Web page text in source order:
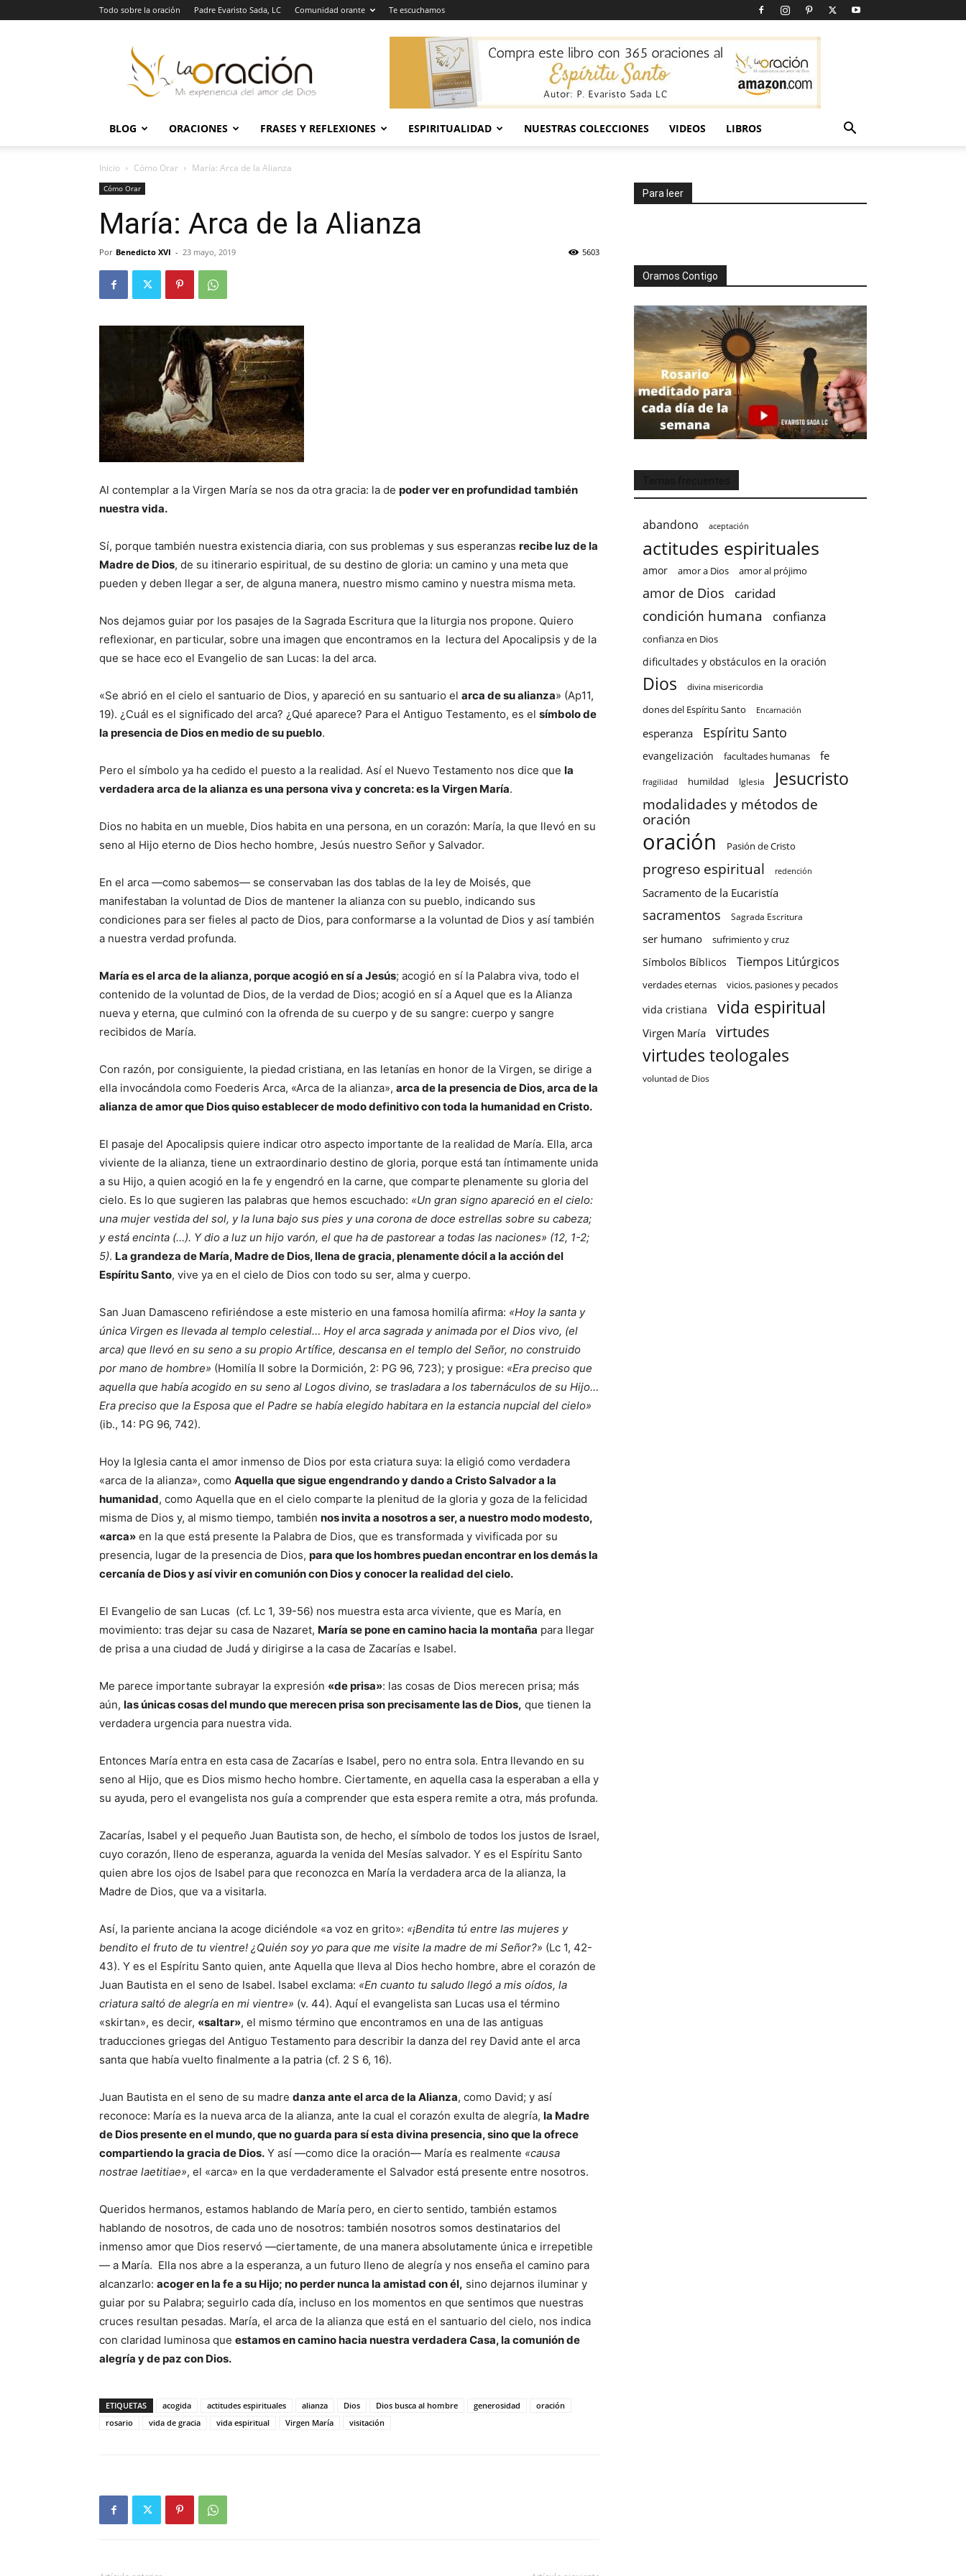
Todo sobre la oración Padre Evaristo Sada, LC Comunidad orante Te escuchamos
Oración
BLOG ORACIONES FRASES Y REFLEXIONES ESPIRITUALIDAD NUESTRAS COLECCIONES VIDEOS LIBROS
Inicio Cómo Orar María: Arca de la Alianza
Cómo Orar
María: Arca de la Alianza
Por Benedicto XVI - 23 mayo, 2019 5603
Al contemplar a la Virgen María se nos da otra gracia: la de poder ver en profundidad también
nuestra vida.
Sí, porque también nuestra existencia diaria, con sus problemas y sus esperanzas recibe luz de la
Madre de Dios, de su itinerario espiritual, de su destino de gloria: un camino y una meta que
pueden y deben llegar a ser, de alguna manera, nuestro mismo camino y nuestra misma meta.
Nos dejamos guiar por los pasajes de la Sagrada Escritura que la liturgia nos propone. Quiero
reflexionar, en particular, sobre una imagen que encontramos en la lectura del Apocalipsis y de la
que se hace eco el Evangelio de san Lucas: la del arca.
«Se abrió en el cielo el santuario de Dios, y apareció en su santuario el arca de su alianza» (Ap11,
19). ¿Cuál es el significado del arca? ¿Qué aparece? Para el Antiguo Testamento, es el símbolo de
la presencia de Dios en medio de su pueblo.
Pero el símbolo ya ha cedido el puesto a la realidad. Así el Nuevo Testamento nos dice que la
verdadera arca de la alianza es una persona viva y concreta: es la Virgen María.
Dios no habita en un mueble, Dios habita en una persona, en un corazón: María, la que llevó en su
seno al Hijo eterno de Dios hecho hombre, Jesús nuestro Señor y Salvador.
En el arca —como sabemos— se conservaban las dos tablas de la ley de Moisés, que
manifestaban la voluntad de Dios de mantener la alianza con su pueblo, indicando sus
condiciones para ser fieles al pacto de Dios, para conformarse a la voluntad de Dios y así también
a nuestra verdad profunda.
María es el arca de la alianza, porque acogió en sí a Jesús; acogió en sí la Palabra viva, todo el
contenido de la voluntad de Dios, de la verdad de Dios; acogió en sí a Aquel que es la Alianza
nueva y eterna, que culminó con la ofrenda de su cuerpo y de su sangre: cuerpo y sangre
recibidos de María.
Con razón, por consiguiente, la piedad cristiana, en las letanías en honor de la Virgen, se dirige a
ella invocándola como Foederis Arca, «Arca de la alianza», arca de la presencia de Dios, arca de la
alianza de amor que Dios quiso establecer de modo definitivo con toda la humanidad en Cristo.
El pasaje del Apocalipsis quiere indicar otro aspecto importante de la realidad de María. Ella, arca
viviente de la alianza, tiene un extraordinario destino de gloria, porque está tan íntimamente unida
a su Hijo, a quien acogió en la fe y engendró en la carne, que comparte plenamente su gloria del
cielo. Es lo que sugieren las palabras que hemos escuchado: «Un gran signo apareció en el cielo:
una mujer vestida del sol, y la luna bajo sus pies y una corona de doce estrellas sobre su cabeza;
y está encinta (…). Y dio a luz un hijo varón, el que ha de pastorear a todas las naciones» (12, 1-2;
5). La grandeza de María, Madre de Dios, llena de gracia, plenamente dócil a la acción del
Espíritu Santo, vive ya en el cielo de Dios con todo su ser, alma y cuerpo.
San Juan Damasceno refiriéndose a este misterio en una famosa homilía afirma: «Hoy la santa y
única Virgen es llevada al templo celestial… Hoy el arca sagrada y animada por el Dios vivo, (el
arca) que llevó en su seno a su propio Artífice, descansa en el templo del Señor, no construido
por mano de hombre» (Homilía II sobre la Dormición, 2: PG 96, 723); y prosigue: «Era preciso que
aquella que había acogido en su seno al Logos divino, se trasladara a los tabernáculos de su Hijo…
Era preciso que la Esposa que el Padre se había elegido habitara en la estancia nupcial del cielo»
(ib., 14: PG 96, 742).
Hoy la Iglesia canta el amor inmenso de Dios por esta criatura suya: la eligió como verdadera
«arca de la alianza», como Aquella que sigue engendrando y dando a Cristo Salvador a la
humanidad, como Aquella que en el cielo comparte la plenitud de la gloria y goza de la felicidad
misma de Dios y, al mismo tiempo, también nos invita a nosotros a ser, a nuestro modo modesto,
«arca» en la que está presente la Palabra de Dios, que es transformada y vivificada por su
presencia, lugar de la presencia de Dios, para que los hombres puedan encontrar en los demás la
cercanía de Dios y así vivir en comunión con Dios y conocer la realidad del cielo.
El Evangelio de san Lucas (cf. Lc 1, 39-56) nos muestra esta arca viviente, que es María, en
movimiento: tras dejar su casa de Nazaret, María se pone en camino hacia la montaña para llegar
de prisa a una ciudad de Judá y dirigirse a la casa de Zacarías e Isabel.
Me parece importante subrayar la expresión «de prisa»: las cosas de Dios merecen prisa; más
aún, las únicas cosas del mundo que merecen prisa son precisamente las de Dios, que tienen la
verdadera urgencia para nuestra vida.
Entonces María entra en esta casa de Zacarías e Isabel, pero no entra sola. Entra llevando en su
seno al Hijo, que es Dios mismo hecho hombre. Ciertamente, en aquella casa la esperaban a ella y
su ayuda, pero el evangelista nos guía a comprender que esta espera remite a otra, más profunda.
Zacarías, Isabel y el pequeño Juan Bautista son, de hecho, el símbolo de todos los justos de Israel,
cuyo corazón, lleno de esperanza, aguarda la venida del Mesías salvador. Y es el Espíritu Santo
quien abre los ojos de Isabel para que reconozca en María la verdadera arca de la alianza, la
Madre de Dios, que va a visitarla.
Así, la pariente anciana la acoge diciéndole «a voz en grito»: «¡Bendita tú entre las mujeres y
bendito el fruto de tu vientre! ¿Quién soy yo para que me visite la madre de mi Señor?» (Lc 1, 42-
43). Y es el Espíritu Santo quien, ante Aquella que lleva al Dios hecho hombre, abre el corazón de
Juan Bautista en el seno de Isabel. Isabel exclama: «En cuanto tu saludo llegó a mis oídos, la
criatura saltó de alegría en mi vientre» (v. 44). Aquí el evangelista san Lucas usa el término
«skirtan», es decir, «saltar», el mismo término que encontramos en una de las antiguas
traducciones griegas del Antiguo Testamento para describir la danza del rey David ante el arca
santa que había vuelto finalmente a la patria (cf. 2 S 6, 16).
Juan Bautista en el seno de su madre danza ante el arca de la Alianza, como David; y así
reconoce: María es la nueva arca de la alianza, ante la cual el corazón exulta de alegría, la Madre
de Dios presente en el mundo, que no guarda para sí esta divina presencia, sino que la ofrece
compartiendo la gracia de Dios. Y así —como dice la oración— María es realmente «causa
nostrae laetitiae», el «arca» en la que verdaderamente el Salvador está presente entre nosotros.
Queridos hermanos, estamos hablando de María pero, en cierto sentido, también estamos
hablando de nosotros, de cada uno de nosotros: también nosotros somos destinatarios del
inmenso amor que Dios reservó —ciertamente, de una manera absolutamente única e irrepetible
— a María. Ella nos abre a la esperanza, a un futuro lleno de alegría y nos enseña el camino para
alcanzarlo: acoger en la fe a su Hijo; no perder nunca la amistad con él, sino dejarnos iluminar y
guiar por su Palabra; seguirlo cada día, incluso en los momentos en que sentimos que nuestras
cruces resultan pesadas. María, el arca de la alianza que está en el santuario del cielo, nos indica
con claridad luminosa que estamos en camino hacia nuestra verdadera Casa, la comunión de
alegría y de paz con Dios.
ETIQUETAS acogida actitudes espirituales alianza Dios Dios busca al hombre generosidad
oración
rosario
vida de gracia vida espiritual Virgen María visitación
Para leer
Oramos Contigo
abandono aceptación
actitudes espirituales
amor amor a Dios amor al prójimo
amor de Dios caridad
condición humana confianza
confianza en Dios
dificultades y obstáculos en la oración
Dios divina misericordia
dones del Espíritu Santo Encarnación
esperanza Espíritu Santo
evangelización facultades humanas fe
fragilidad humildad Iglesia Jesucristo
modalidades y métodos de
oración
oración Pasión de Cristo
progreso espiritual redención
Sacramento de la Eucaristía
sacramentos Sagrada Escritura
ser humano sufrimiento y cruz
Símbolos Bíblicos Tiempos Litúrgicos
verdades eternas vicios, pasiones y pecados
vida cristiana vida espiritual
Virgen María virtudes
virtudes teologales
voluntad de Dios